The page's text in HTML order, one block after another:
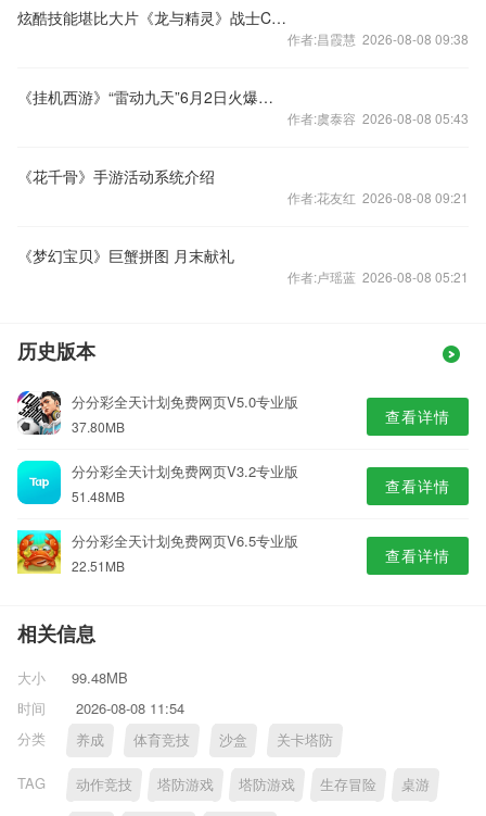
炫酷技能堪比大片《龙与精灵》战士CG曝光
作者:昌霞慧 2026-08-08 09:38
《挂机西游》“雷动九天”6月2日火爆开启
作者:虞泰容 2026-08-08 05:43
《花千骨》手游活动系统介绍
作者:花友红 2026-08-08 09:21
《梦幻宝贝》巨蟹拼图 月末献礼
作者:卢瑶蓝 2026-08-08 05:21
历史版本
分分彩全天计划免费网页V5.0专业版
37.80MB 查看详情
分分彩全天计划免费网页V3.2专业版
51.48MB 查看详情
分分彩全天计划免费网页V6.5专业版
22.51MB 查看详情
相关信息
大小
99.48MB
时间
2026-08-08 11:54
分类
养成 体育竞技 沙盒 关卡塔防
TAG 动作竞技 塔防游戏 塔防游戏 生存冒险 桌游